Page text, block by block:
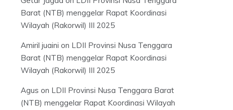
Barat (NTB) menggelar Rapat Koordinasi
Wilayah (Rakorwil) III 2025
Amiril juaini on LDII Provinsi Nusa Tenggara
Barat (NTB) menggelar Rapat Koordinasi
Wilayah (Rakorwil) III 2025
Agus on LDII Provinsi Nusa Tenggara Barat
(NTB) menggelar Rapat Koordinasi Wilayah